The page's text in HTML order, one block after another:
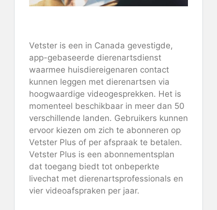
Vetster is een in Canada gevestigde,
app-gebaseerde dierenartsdienst
waarmee huisdiereigenaren contact
kunnen leggen met dierenartsen via
hoogwaardige videogesprekken. Het is
momenteel beschikbaar in meer dan 50
verschillende landen. Gebruikers kunnen
ervoor kiezen om zich te abonneren op
Vetster Plus of per afspraak te betalen.
Vetster Plus is een abonnementsplan
dat toegang biedt tot onbeperkte
livechat met dierenartsprofessionals en
vier videoafspraken per jaar.